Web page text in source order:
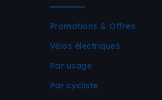
Promotions & Offres
Vélos électriques
Par usage
Par cycliste